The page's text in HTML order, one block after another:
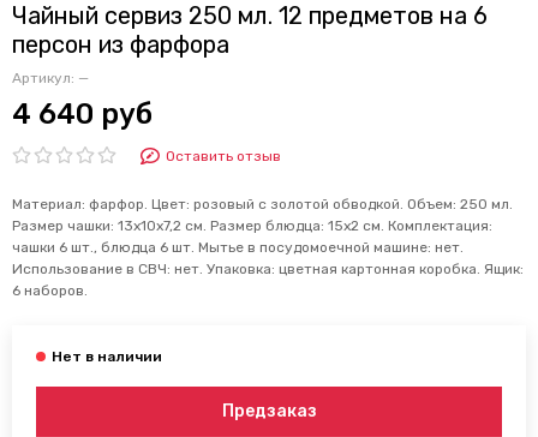
Чайный сервиз 250 мл. 12 предметов на 6
персон из фарфора
Артикул: —
4 640 руб
Оставить отзыв
Материал: фарфор. Цвет: розовый с золотой обводкой. Объем: 250 мл.
Размер чашки: 13х10х7,2 см. Размер блюдца: 15х2 см. Комплектация:
чашки 6 шт., блюдца 6 шт. Мытье в посудомоечной машине: нет.
Использование в СВЧ: нет. Упаковка: цветная картонная коробка. Ящик:
6 наборов.
Предзаказ